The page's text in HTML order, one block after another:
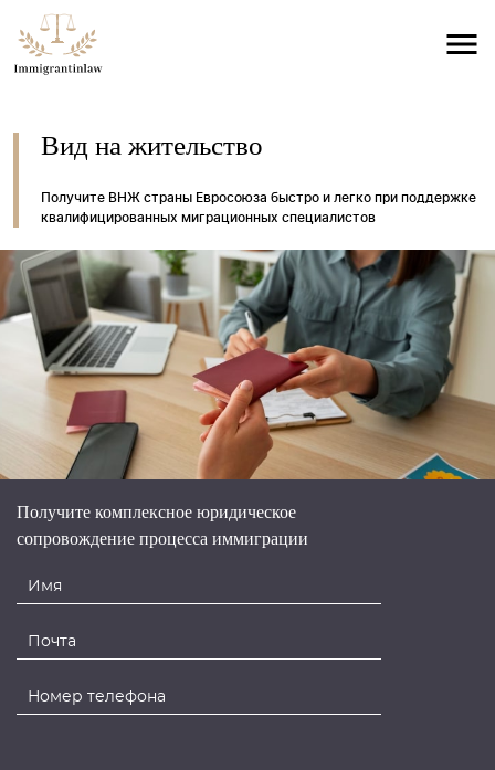
Вид на жительство
Получите ВНЖ страны Евросоюза быстро и легко при поддержке
квалифицированных миграционных специалистов
Получите комплексное юридическое
сопровождение процесса иммиграции